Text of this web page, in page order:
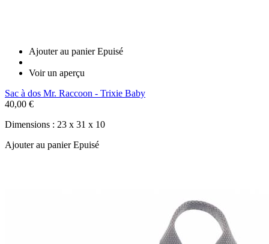
Ajouter au panier Epuisé
Voir un aperçu
Sac à dos Mr. Raccoon - Trixie Baby
40,00 €
Dimensions : 23 x 31 x 10
Ajouter au panierEpuisé